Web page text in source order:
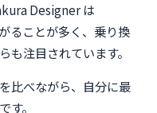
Designer は
ることが多く、乗り換
も注目されています。
比べながら、自分に最
す。